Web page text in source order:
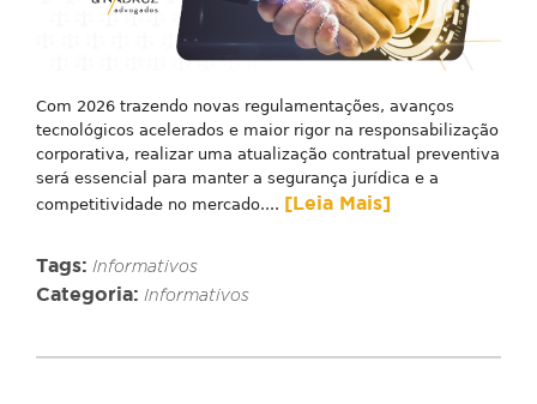
Com 2026 trazendo novas regulamentações, avanços
tecnológicos acelerados e maior rigor na responsabilização
corporativa, realizar uma atualização contratual preventiva
será essencial para manter a segurança jurídica e a
competitividade no mercado.... [Leia Mais]
Tags: Informativos
Categoria: Informativos